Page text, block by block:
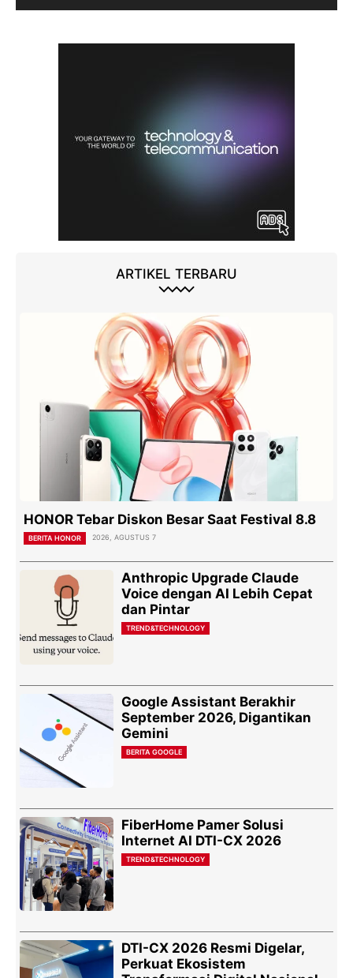
ARTIKEL TERBARU
HONOR Tebar Diskon Besar Saat Festival 8.8
BERITA HONOR 2026, AGUSTUS 7
Anthropic Upgrade Claude
Voice dengan AI Lebih Cepat
dan Pintar
TREND&TECHNOLOGY
Google Assistant Berakhir
September 2026, Digantikan
Gemini
BERITA GOOGLE
FiberHome Pamer Solusi
Internet AI DTI-CX 2026
TREND&TECHNOLOGY
DTI-CX 2026 Resmi Digelar,
Perkuat Ekosistem